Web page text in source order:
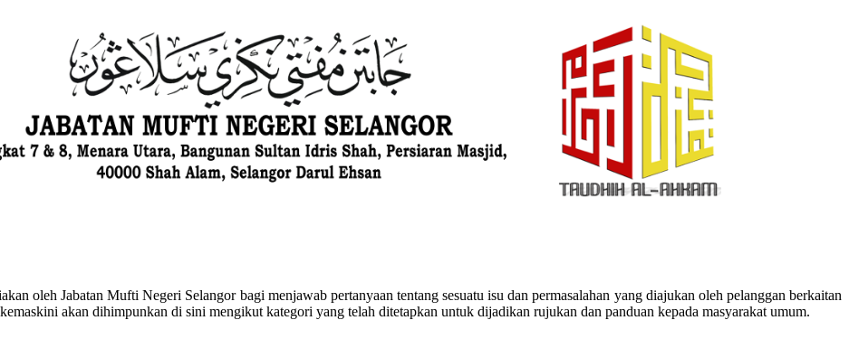
oleh Jabatan Mufti Negeri Selangor bagi menjawab pertanyaan tentang sesuatu isu dan permasalahan yang diajukan oleh pelanggan berkaitan
akan dihimpunkan di sini mengikut kategori yang telah ditetapkan untuk dijadikan rujukan dan panduan kepada masyarakat umum.